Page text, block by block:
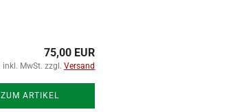
75,00 EUR
inkl. MwSt. zzgl.Versand
ZUM ARTIKEL